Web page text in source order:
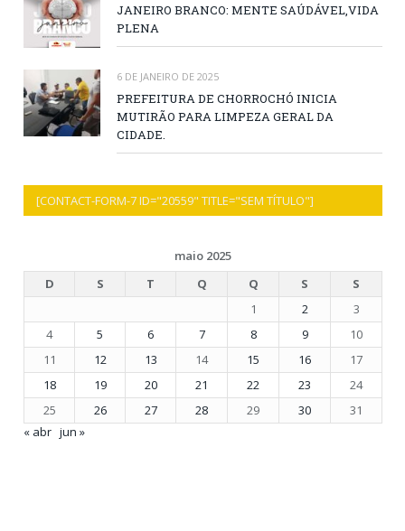
JANEIRO BRANCO: MENTE SAÚDÁVEL,VIDA
PLENA
6 DE JANEIRO DE 2025
PREFEITURA DE CHORROCHÓ INICIA
MUTIRÃO PARA LIMPEZA GERAL DA
CIDADE.
[CONTACT-FORM-7 ID="20559" TITLE="SEM TÍTULO"]
maio 2025
D
S T Q Q S
S
1
2
3
4
5 6 7 8 9
10
11
12 13 14 15 16
17
18
19 20 21 22 23
24
25
26 27 28 29 30
31
« abr jun »